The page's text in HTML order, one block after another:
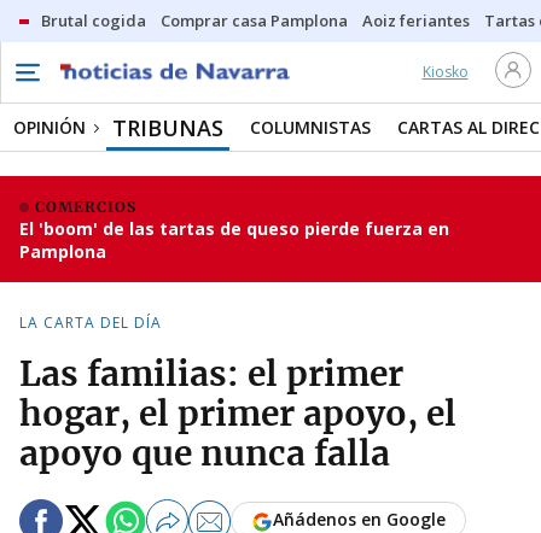
Brutal cogida Comprar casa Pamplona Aoiz feriantes Tartas
Kiosko
OPINIÓN TRIBUNAS COLUMNISTAS CARTAS AL
COMERCIOS
El 'boom' de las tartas de queso pierde fuerza en
Pamplona
LA CARTA DEL DÍA
Las familias: el primer
hogar, el primer apoyo, el
apoyo que nunca falla
Añádenos en Google